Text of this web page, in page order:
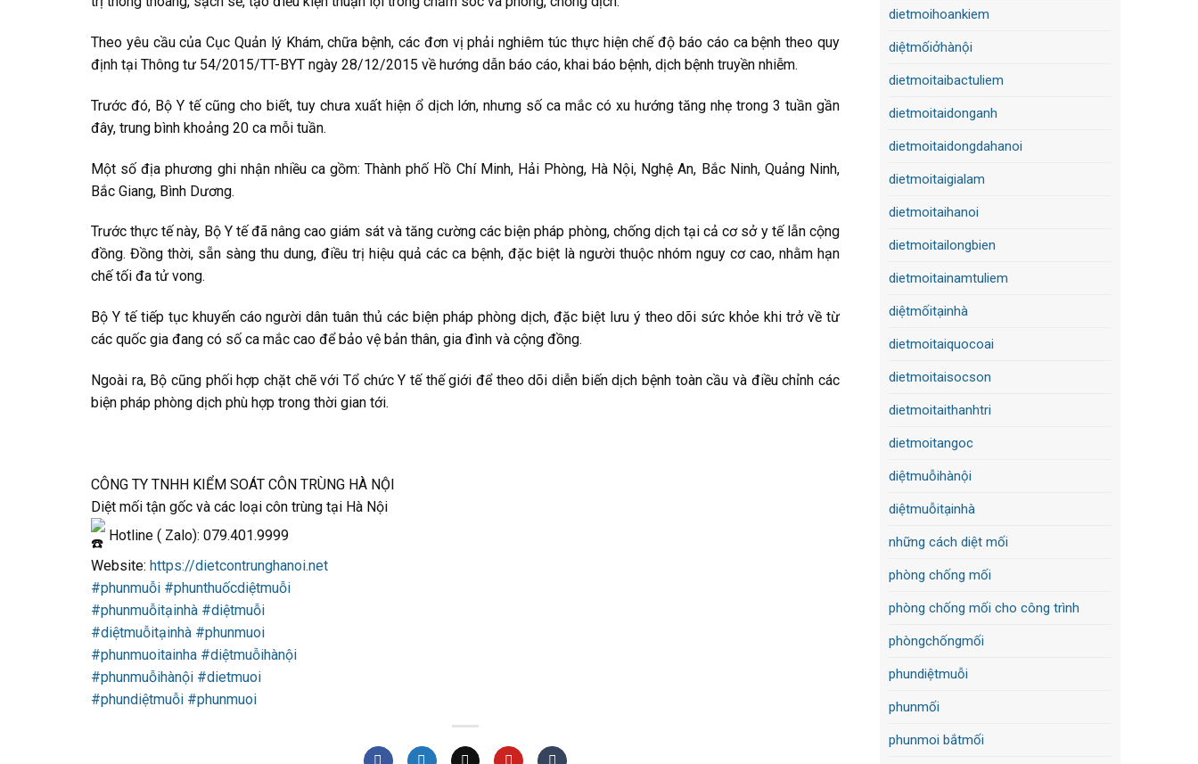
Theo yêu cầu của Cục Quản lý Khám, chữa bệnh, các đơn vị phải nghiêm túc thực hiện chế độ báo cáo ca bệnh theo quy
định tại Thông tư 54/2015/TT-BYT ngày 28/12/2015 về hướng dẫn báo cáo, khai báo bệnh, dịch bệnh truyền nhiễm.
Trước đó, Bộ Y tế cũng cho biết, tuy chưa xuất hiện ổ dịch lớn, nhưng số ca mắc có xu hướng tăng nhẹ trong 3 tuần gần
đây, trung bình khoảng 20 ca mỗi tuần.
Một số địa phương ghi nhận nhiều ca gồm: Thành phố Hồ Chí Minh, Hải Phòng, Hà Nội, Nghệ An, Bắc Ninh, Quảng Ninh,
Bắc Giang, Bình Dương.
Trước thực tế này, Bộ Y tế đã nâng cao giám sát và tăng cường các biện pháp phòng, chống dịch tại cả cơ sở y tế lẫn cộng
đồng. Đồng thời, sẵn sàng thu dung, điều trị hiệu quả các ca bệnh, đặc biệt là người thuộc nhóm nguy cơ cao, nhằm hạn
chế tối đa tử vong.
Bộ Y tế tiếp tục khuyến cáo người dân tuân thủ các biện pháp phòng dịch, đặc biệt lưu ý theo dõi sức khỏe khi trở về từ
các quốc gia đang có số ca mắc cao để bảo vệ bản thân, gia đình và cộng đồng.
Ngoài ra, Bộ cũng phối hợp chặt chẽ với Tổ chức Y tế thế giới để theo dõi diễn biến dịch bệnh toàn cầu và điều chỉnh các
biện pháp phòng dịch phù hợp trong thời gian tới.
CÔNG TY TNHH KIỂM SOÁT CÔN TRÙNG HÀ NỘI
Diệt mối tận gốc và các loại côn trùng tại Hà Nội
Hotline ( Zalo): 079.401.9999
Website: https://dietcontrunghanoi.net
#phunmuỗi #phunthuốcdiệtmuỗi
#phunmuỗitạinhà #diệtmuỗi
#diệtmuỗitạinhà #phunmuoi
#phunmuoitainha #diệtmuỗihànội
#phunmuỗihànội #dietmuoi
#phundiệtmuỗi #phunmuoi
dietmoihoankiem
diệtmốiởhànội
dietmoitaibactuliem
dietmoitaidonganh
dietmoitaidongdahanoi
dietmoitaigialam
dietmoitaihanoi
dietmoitailongbien
dietmoitainamtuliem
diệtmốitạinhà
dietmoitaiquocoai
dietmoitaisocson
dietmoitaithanhtri
dietmoitangoc
diệtmuỗihànội
diệtmuỗitạinhà
những cách diệt mối
phòng chống mối
phòng chống mối cho công trình
phòngchốngmối
phundiệtmuỗi
phunmối
phunmoi bắtmối